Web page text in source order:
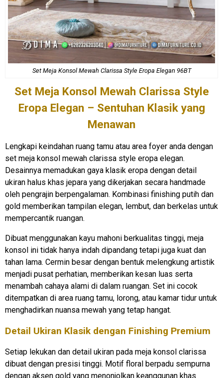
Set Meja KonsolMewah Clarissa Style Eropa Elegan 96BT
Set Meja Konsol Mewah Clarissa Style
Eropa Elegan – Sentuhan Klasik yang
Menawan
Lengkapi keindahan ruang tamu atau area foyer anda dengan
set meja konsol mewah clarissa style eropa elegan.
Desainnya memadukan gaya klasik eropa dengan detail
ukiran halus khas jepara yang dikerjakan secara handmade
oleh pengrajin berpengalaman. Kombinasi finishing putih dan
gold memberikan tampilan elegan, lembut, dan berkelas untuk
mempercantik ruangan.
Dibuat menggunakan kayu mahoni berkualitas tinggi, meja
konsol ini tidak hanya indah dipandang tetapi juga kuat dan
tahan lama. Cermin besar dengan bentuk melengkung artistik
menjadi pusat perhatian, memberikan kesan luas serta
menambah cahaya alami di dalam ruangan. Set ini cocok
ditempatkan di area ruang tamu, lorong, atau kamar tidur untuk
menghadirkan nuansa mewah yang tetap hangat.
Detail Ukiran Klasik dengan Finishing Premium
Setiap lekukan dan detail ukiran pada meja konsol clarissa
dibuat dengan presisi tinggi. Motif floral berpadu sempurna
dengan aksen gold yang menonjolkan keanggunan khas